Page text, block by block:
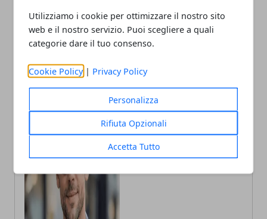
Utilizziamo i cookie per ottimizzare il nostro sito
web e il nostro servizio. Puoi scegliere a quali
categorie dare il tuo consenso.
Cookie Policy | Privacy Policy
Personalizza
Rifiuta Opzionali
Accetta Tutto
prevenzione